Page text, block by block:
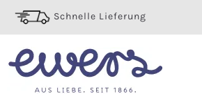
Hauptinhalt springen
Zur Suche springen
Zur Hauptnavigation springen
Schnelle Lieferung